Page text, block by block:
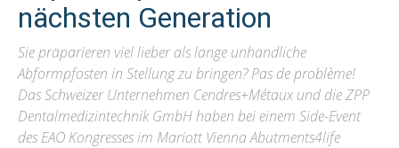
nächsten Generation
Sie präparieren viel lieber als lange unhandliche
Abformpfosten in Stellung zu bringen? Pas de problème!
Das Schweizer Unternehmen Cendres+Métaux und die ZPP
Dentalmedizintechnik GmbH haben bei einem Side-Event
des EAO Kongresses im Mariott Vienna Abutments4life